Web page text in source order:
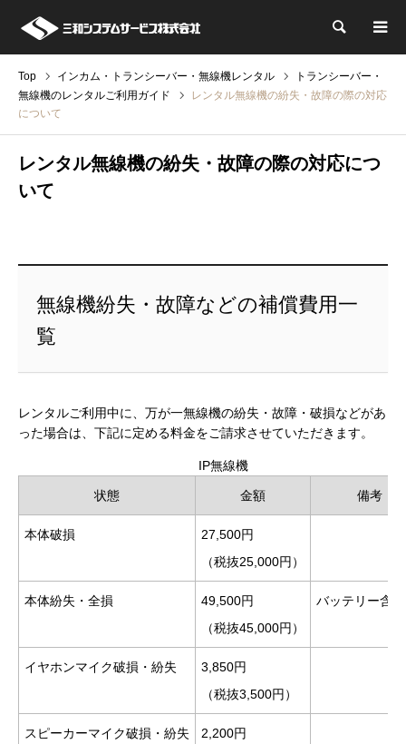
検索
Top インカム・トランシーバー・無線機レンタル
トランシーバー・
無線機のレンタルご利用ガイド
レンタル無線機の紛失・故障の際の対応
について
レンタル無線機の紛失・故障の際の対応につ
いて
無線機紛失・故障などの補償費用一
覧
レンタルご利用中に、万が一無線機の紛失・故障・破損などがあ
った場合は、下記に定める料金をご請求させていただきます。
IP無線機
状態 金額 備考
本体破損
27,500円
（税抜25,000円）
本体紛失・全損
49,500円
（税抜45,000円）
バッテリー含む
イヤホンマイク破損・紛失
3,850円
（税抜3,500円）
スピーカーマイク破損・紛失
2,200円